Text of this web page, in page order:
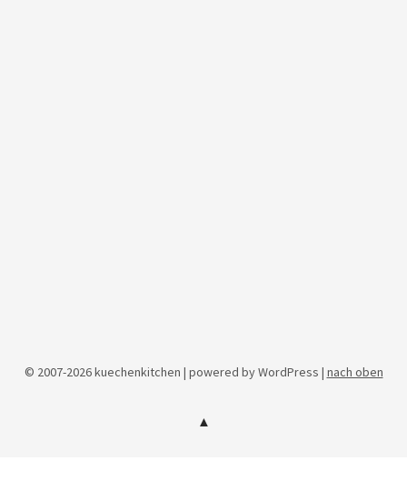
© 2007-2026 kuechenkitchen | powered by WordPress | nach oben